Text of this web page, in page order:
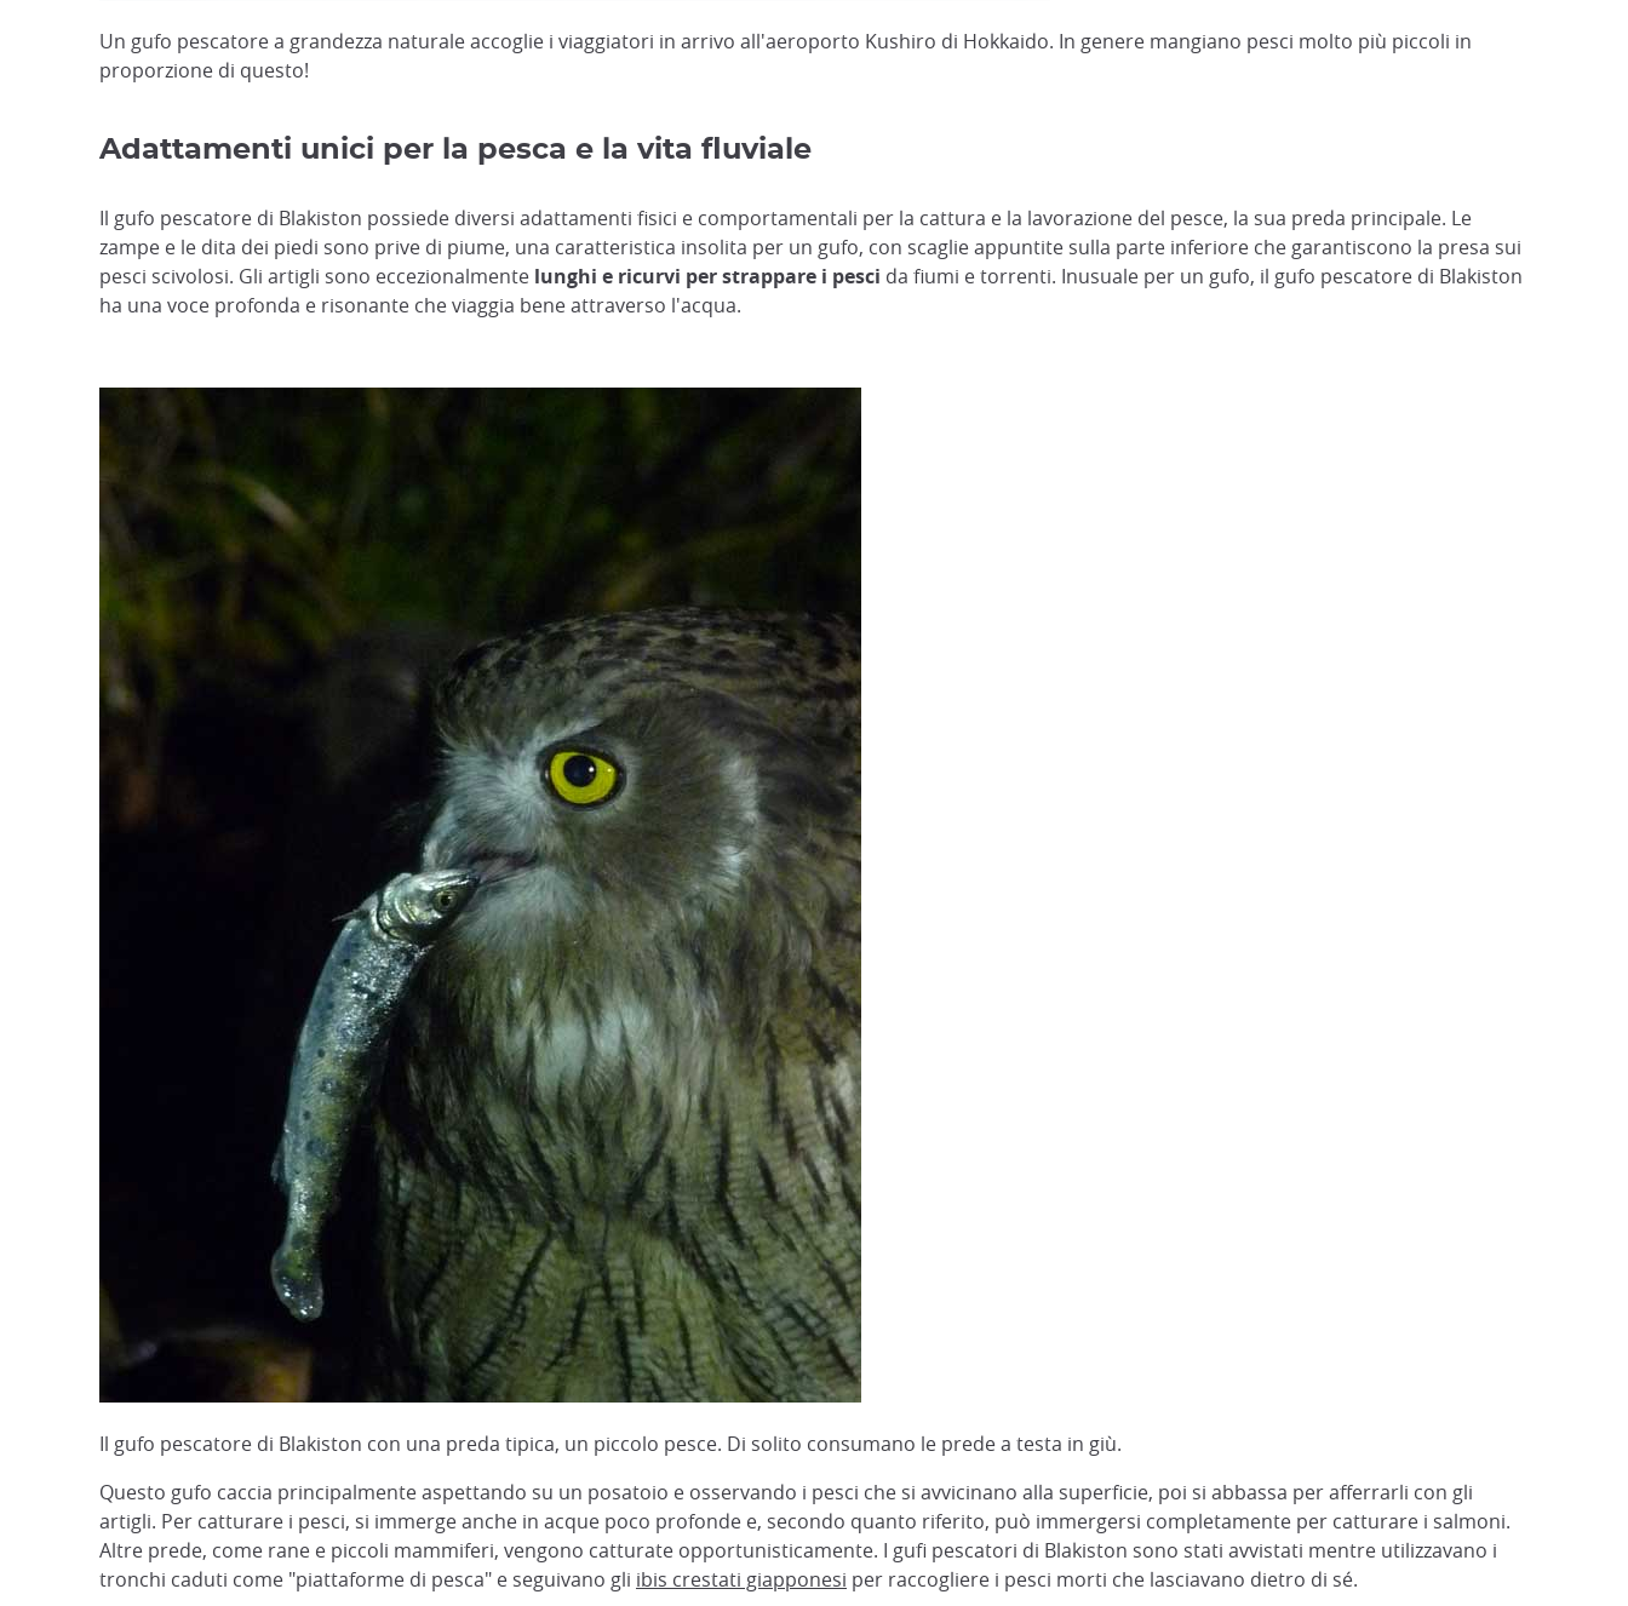
Un gufo pescatore a grandezza naturale accoglie i viaggiatori in arrivo all'aeroporto Kushiro di Hokkaido. In genere mangiano pesci molto più piccoli in
proporzione di questo!
Adattamenti unici per la pesca e la vita fluviale
Il gufo pescatore di Blakiston possiede diversi adattamenti fisici e comportamentali per la cattura e la lavorazione del pesce, la sua preda principale. Le
zampe e le dita dei piedi sono prive di piume, una caratteristica insolita per un gufo, con scaglie appuntite sulla parte inferiore che garantiscono la presa sui
pesci scivolosi. Gli artigli sono eccezionalmente lunghi e ricurvi per strappare i pesci da fiumi e torrenti. Inusuale per un gufo, il gufo pescatore di Blakiston
ha una voce profonda e risonante che viaggia bene attraverso l'acqua.
Il gufo pescatore di Blakiston con una preda tipica, un piccolo pesce. Di solito consumano le prede a testa in giù.
Questo gufo caccia principalmente aspettando su un posatoio e osservando i pesci che si avvicinano alla superficie, poi si abbassa per afferrarli con gli
artigli. Per catturare i pesci, si immerge anche in acque poco profonde e, secondo quanto riferito, può immergersi completamente per catturare i salmoni.
Altre prede, come rane e piccoli mammiferi, vengono catturate opportunisticamente. I gufi pescatori di Blakiston sono stati avvistati mentre utilizzavano i
tronchi caduti come "piattaforme di pesca" e seguivano gli ibis crestati giapponesi per raccogliere i pesci morti che lasciavano dietro di sé.